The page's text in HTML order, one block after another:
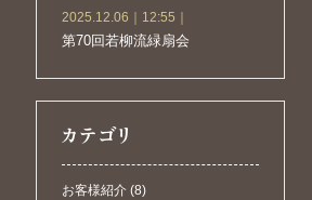
2025.12.06｜12:55｜
第70回若柳流緑扇会
お客様紹介 (8)